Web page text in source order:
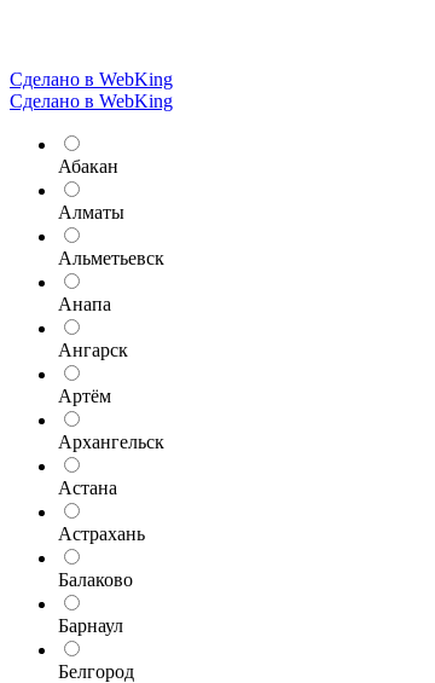
Сделано в WebKing
Сделано в WebKing
Абакан
Алматы
Альметьевск
Анапа
Ангарск
Артём
Архангельск
Астана
Астрахань
Балаково
Барнаул
Белгород